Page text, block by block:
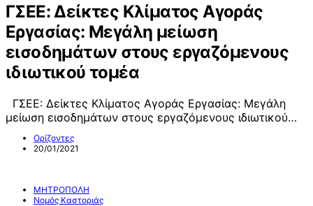
ΓΣΕΕ: Δείκτες Κλίματος Αγοράς
Εργασίας: Μεγάλη μείωση
εισοδημάτων στους εργαζόμενους
ιδιωτικού τομέα
ΓΣΕΕ: Δείκτες Κλίματος Αγοράς Εργασίας: Μεγάλη
μείωση εισοδημάτων στους εργαζόμενους ιδιωτικού…
Ορίζοντες
20/01/2021
ΜΗΤΡΟΠΟΛΗ
Νομός Καστοριάς